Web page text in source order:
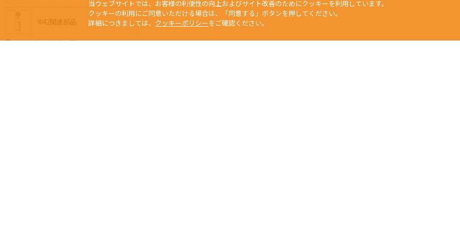
Φ42関連部品
メタルジョイント一覧
当ウェブサイトでは、お客様の利便性の向上およびサイト改善のためにクッキーを利用しています。
クッキーの利用にご同意いただける場合は、「同意する」ボタンを押してください。
詳細につきましては、 クッキーポリシーをご確認ください。